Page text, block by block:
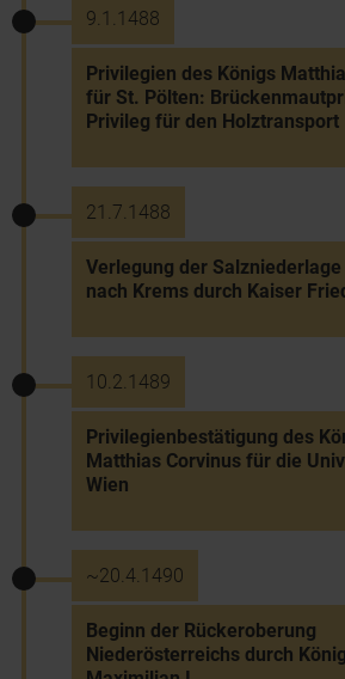
9.1.1488
Privilegien des Königs
für St. Pölten:
Privileg für den Holztransport
21.7.1488
Verlegung der Salzniederlage
nach Krems durch Kaiser
10.2.1489
Privilegienbestätigung des
Matthias Corvinus für die
Wien
~20.4.1490
Beginn der Rückeroberung
Niederösterreichs durch König